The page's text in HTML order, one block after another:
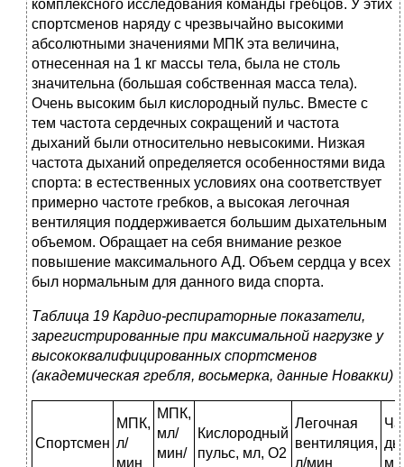
комплексного исследования команды гребцов. У этих
спортсменов наряду с чрезвычайно высокими
абсолютными значениями МПК эта величина,
отнесенная на 1 кг массы тела, была не столь
значительна (большая собственная масса тела).
Очень высоким был кислородный пульс. Вместе с
тем частота сердечных сокращений и частота
дыханий были относительно невысокими. Низкая
частота дыханий определяется особенностями вида
спорта: в естественных условиях она соответствует
примерно частоте гребков, а высокая легочная
вентиляция поддерживается большим дыхательным
объемом. Обращает на себя внимание резкое
повышение максимального АД. Объем сердца у всех
был нормальным для данного вида спорта.
Таблица 19 Кардио-респираторные показатели,
зарегистрированные при максимальной нагрузке у
высококвалифицированных спортсменов
(академическая гребля, восьмерка, данные Новакки)
Спортсмен
МПК,
л/
мин
МПК,
мл/
мин/
Кислородный
пульс, мл, О2
Легочная
вентиляция,
л/мин